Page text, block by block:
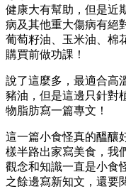
健康大有幫助，但是近
病及其他重大傷病有絕
葡萄籽油、玉米油、棉
購買前做功課！
說了這麼多，最適合高
豬油，但是這邊只針對
物脂肪寫一篇專文！
這一篇小食怪真的醞釀
樣半路出家寫美食，我
觀念和知識一直是小食
之餘邊寫新知文，還要